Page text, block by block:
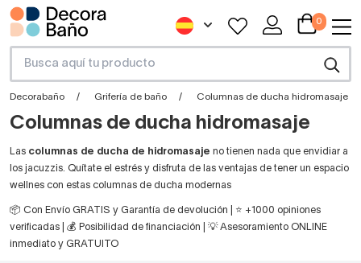
0
Decorabaño Grifería de baño Columnas de ducha hidromasaje
Columnas de ducha hidromasaje
Las columnas de ducha de hidromasaje no tienen nada que envidiar a
los jacuzzis. Quítate el estrés y disfruta de las ventajas de tener un espacio
wellnes con estas columnas de ducha modernas
📦 Con Envío GRATIS y Garantía de devolución | ⭐ +1000 opiniones
verificadas | 💰 Posibilidad de financiación | 💡 Asesoramiento ONLINE
inmediato y GRATUITO